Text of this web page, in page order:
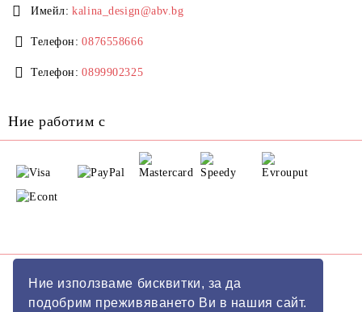
Ние използваме бисквитки, за да
подобрим преживяването Ви в нашия сайт.
Имейл: kalina_design@abv.bg
Телефон: 0876558666
Телефон: 0899902325
Ние работим с